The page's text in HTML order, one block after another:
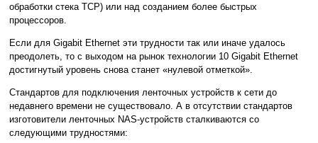
обработки стека TCP) или над созданием более быстрых
процессоров.
Если для Gigabit Ethernet эти трудности так или иначе удалось
преодолеть, то с выходом на рынок технологии 10 Gigabit Ethernet
достигнутый уровень снова станет «нулевой отметкой».
Стандартов для подключения ленточных устройств к сети до
недавнего времени не существовало. А в отсутствии стандартов
изготовители ленточных NAS-устройств сталкиваются со
следующими трудностями: